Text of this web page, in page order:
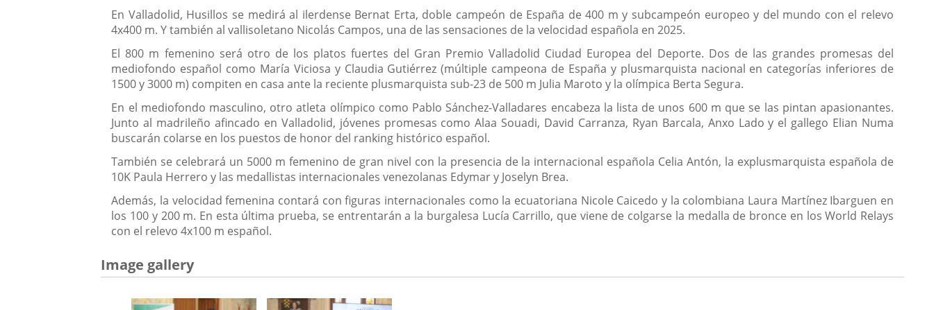
En Valladolid, Husillos se medirá al ilerdense Bernat Erta, doble campeón de España de 400 m y subcampeón europeo y del mundo con el relevo
4x400 m. Y también al vallisoletano Nicolás Campos, una de las sensaciones de la velocidad española en 2025.
El 800 m femenino será otro de los platos fuertes del Gran Premio Valladolid Ciudad Europea del Deporte. Dos de las grandes promesas del
mediofondo español como María Viciosa y Claudia Gutiérrez (múltiple campeona de España y plusmarquista nacional en categorías inferiores de
1500 y 3000 m) compiten en casa ante la reciente plusmarquista sub-23 de 500 m Julia Maroto y la olímpica Berta Segura.
En el mediofondo masculino, otro atleta olímpico como Pablo Sánchez-Valladares encabeza la lista de unos 600 m que se las pintan apasionantes.
Junto al madrileño afincado en Valladolid, jóvenes promesas como Alaa Souadi, David Carranza, Ryan Barcala, Anxo Lado y el gallego Elian Numa
buscarán colarse en los puestos de honor del ranking histórico español.
También se celebrará un 5000 m femenino de gran nivel con la presencia de la internacional española Celia Antón, la explusmarquista española de
10K Paula Herrero y las medallistas internacionales venezolanas Edymar y Joselyn Brea.
Además, la velocidad femenina contará con figuras internacionales como la ecuatoriana Nicole Caicedo y la colombiana Laura Martínez Ibarguen en
los 100 y 200 m. En esta última prueba, se entrentarán a la burgalesa Lucía Carrillo, que viene de colgarse la medalla de bronce en los World Relays
con el relevo 4x100 m español.
Image gallery